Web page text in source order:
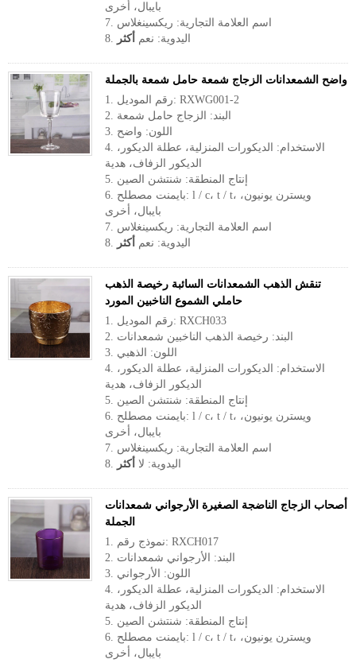
بايبال، أخرى
7. اسم العلامة التجارية: ريكسينغلاس
8. اليدوية: نعم أكثر
واضح الشمعدانات الزجاج شمعة حامل شمعة بالجملة
1. رقم الموديل: RXWG001-2
2. البند: الزجاج حامل شمعة
3. اللون: واضح
4. الاستخدام: الديكورات المنزلية، عطلة الديكور،
الديكور الزفاف، هدية
5. إنتاج المنطقة: شنتشن الصين
6. بايمنت مصطلح: l / c، t / t، ويسترن يونيون،
بايبال، أخرى
7. اسم العلامة التجارية: ريكسينغلاس
8. اليدوية: نعم أكثر
تنقش الذهب الشمعدانات السائبة رخيصة الذهب
حاملي الشموع الناخبين المورد
1. رقم الموديل: RXCH033
2. البند: رخيصة الذهب الناخبين شمعدانات
3. اللون: الذهبي
4. الاستخدام: الديكورات المنزلية، عطلة الديكور،
الديكور الزفاف، هدية
5. إنتاج المنطقة: شنتشن الصين
6. بايمنت مصطلح: l / c، t / t، ويسترن يونيون،
بايبال، أخرى
7. اسم العلامة التجارية: ريكسينغلاس
8. اليدوية: لا أكثر
أصحاب الزجاج الناضجة الصغيرة الأرجواني شمعدانات
الجملة
1. نموذج رقم: RXCH017
2. البند: الأرجواني شمعدانات
3. اللون: الأرجواني
4. الاستخدام: الديكورات المنزلية، عطلة الديكور،
الديكور الزفاف، هدية
5. إنتاج المنطقة: شنتشن الصين
6. بايمنت مصطلح: l / c، t / t، ويسترن يونيون،
بايبال، أخرى